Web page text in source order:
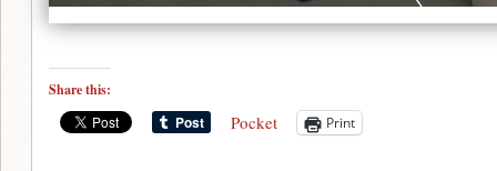
Share this:
Pocket Print